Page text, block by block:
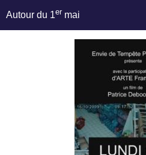
Autour du 1er mai